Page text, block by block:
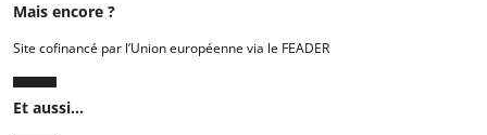
Mais encore ?
Site cofinancé par l’Union européenne via le FEADER
Et aussi...